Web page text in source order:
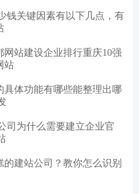
钱关键因素有以下几点，有
站建设企业排行重庆10强
站
具体功能有哪些能整理出哪
司为什么需要建立企业官
建站公司？教你怎么识别